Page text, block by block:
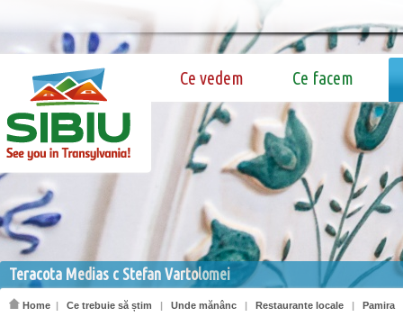
Ce vedem Ce facem
Teracota Medias c Stefan Vartolomei
Home | Ce trebuie să știm | Unde mănânc | Restaurante locale | Pamira